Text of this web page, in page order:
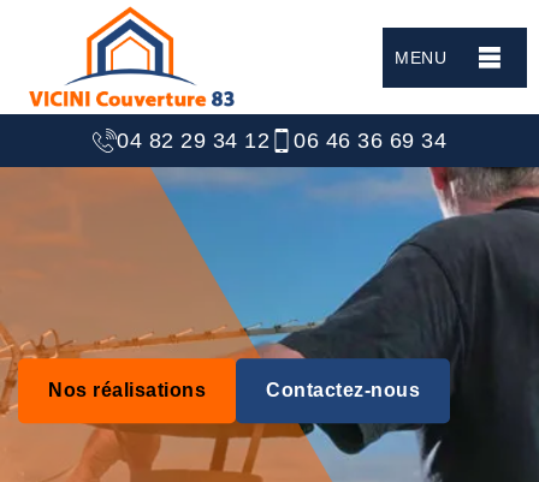
MENU
04 82 29 34 12 06 46 36 69 34
Nos réalisations Contactez-nous